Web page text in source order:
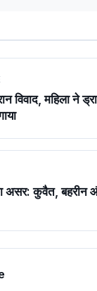
विवाद, महिला ने
असर: कुवैत, बहरीन